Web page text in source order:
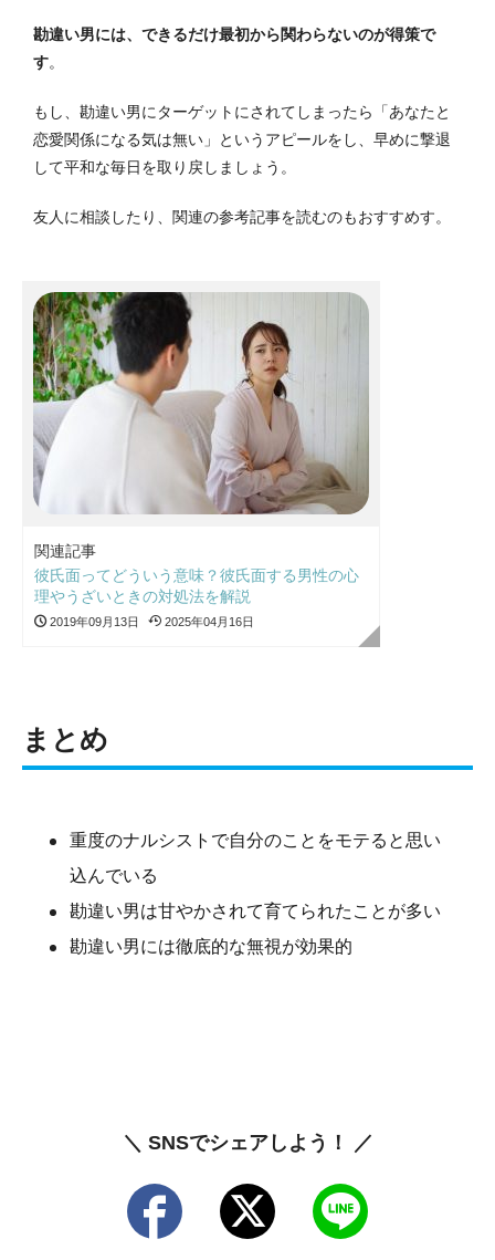
勘違い男には、できるだけ最初から関わらないのが得策で
す。
もし、勘違い男にターゲットにされてしまったら「あなたと
恋愛関係になる気は無い」というアピールをし、早めに撃退
して平和な毎日を取り戻しましょう。
友人に相談したり、関連の参考記事を読むのもおすすめす。
関連記事
彼氏面ってどういう意味？彼氏面する男性の心
理やうざいときの対処法を解説
2019年09月13日 2025年04月16日
まとめ
重度のナルシストで自分のことをモテると思い
込んでいる
勘違い男は甘やかされて育てられたことが多い
勘違い男には徹底的な無視が効果的
＼ SNSでシェアしよう！ ／